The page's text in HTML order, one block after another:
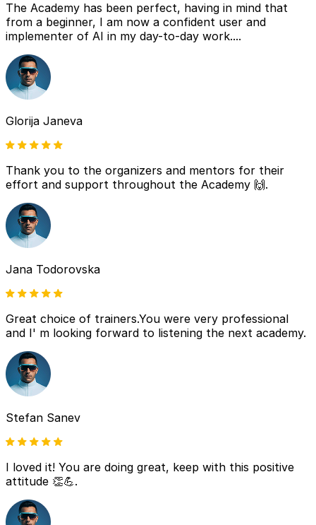
The Academy has been perfect, having in mind that
from a beginner, I am now a confident user and
implementer of AI in my day-to-day work....
Glorija Janeva
Thank you to the organizers and mentors for their
effort and support throughout the Academy 🙌.
Jana Todorovska
Great choice of trainers.You were very professional
and I' m looking forward to listening the next academy.
Stefan Sanev
I loved it! You are doing great, keep with this positive
attitude 👏💪.